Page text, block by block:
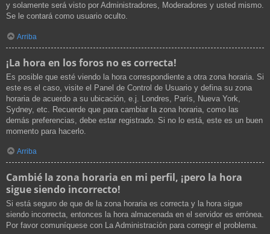
y solamente será visto por Administradores, Moderadores y usted mismo.
Se le contará como usuario oculto.
Arriba
¡La hora en los foros no es correcta!
Es posible que esté viendo la hora correspondiente a otra zona horaria. Si
este es el caso, visite el Panel de Control de Usuario y defina su zona
horaria de acuerdo a su ubicación, e.j. Londres, París, Nueva York,
Sydney, etc. Recuerde que para cambiar la zona horaria, como las
demás preferencias, debe estar registrado. Si no lo está, este es un buen
momento para hacerlo.
Arriba
Cambié la zona horaria en mi perfil, ¡pero la hora
sigue siendo incorrecto!
Si está seguro de que de la zona horaria es correcta y la hora sigue
siendo incorrecta, entonces la hora almacenada en el servidor es errónea.
Por favor comuníquese con La Administración para corregir el problema.